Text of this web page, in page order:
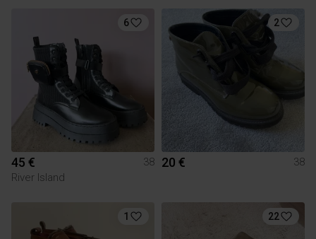
6
45 €
38
River Island
2
20 € 38
1 22